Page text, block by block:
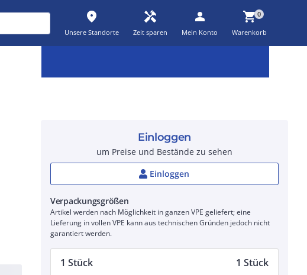
place
Unsere Standorte
handyman
Zeit sparen
person
Mein Konto
shopping_cart0
Warenkorb
Einloggen
um Preise und Bestände zu sehen
Einloggen
Verpackungsgrößen
Artikel werden nach Möglichkeit in ganzen VPE geliefert; eine
Lieferung in vollen VPE kann aus technischen Gründen jedoch nicht
garantiert werden.
1 Stück 1 Stück